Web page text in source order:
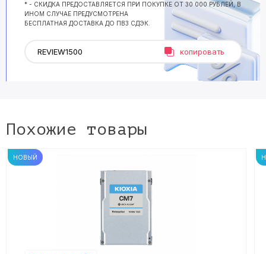
* - СКИДКА ПРЕДОСТАВЛЯЕТСЯ ПРИ ПОКУПКЕ ОТ 30 000 РУБЛЕЙ, В
ИНОМ СЛУЧАЕ ПРЕДУСМОТРЕНА
БЕСПЛАТНАЯ ДОСТАВКА ДО ПВЗ СДЭК.
копировать
Похожие товары
НОВЫЙ